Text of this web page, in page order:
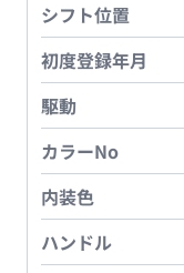
シフト位置
初度登録年月
駆動
カラーNo
内装色
ハンドル